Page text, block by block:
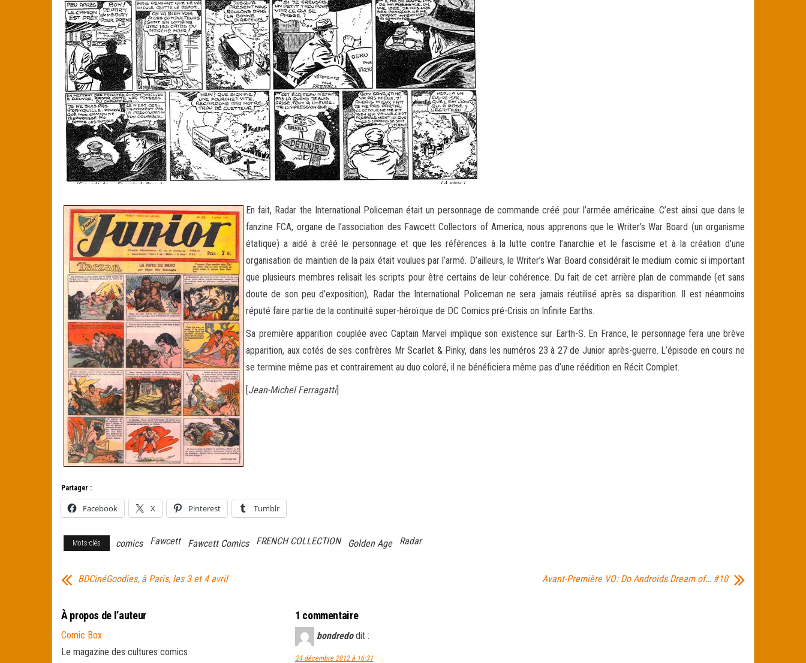
En fait, Radar the International Policeman était un personnage de commande créé pour l’armée américaine. C’est ainsi que dans le
fanzine FCA, organe de l’association des Fawcett Collectors of America, nous apprenons que le Writer’s War Board (un organisme
étatique) a aidé à créé le personnage et que les références à la lutte contre l’anarchie et le fascisme et à la création d’une
organisation de maintien de la paix était voulues par l’armé. D’ailleurs, le Writer’s War Board considérait le medium comic si important
que plusieurs membres relisait les scripts pour être certains de leur cohérence. Du fait de cet arrière plan de commande (et sans
doute de son peu d’exposition), Radar the International Policeman ne sera jamais réutilisé après sa disparition. Il est néanmoins
réputé faire partie de la continuité super-héroïque de DC Comics pré-Crisis on Infinite Earths.
Sa première apparition couplée avec Captain Marvel implique son existence sur Earth-S. En France, le personnage fera une brève
apparition, aux cotés de ses confrères Mr Scarlet & Pinky, dans les numéros 23 à 27 de Junior après-guerre. L’épisode en cours ne
se termine même pas et contrairement au duo coloré, il ne bénéficiera même pas d’une réédition en Récit Complet.
[Jean-Michel Ferragatti]
Partager :
Facebook X Pinterest Tumblr
Mots-clés comics Fawcett Fawcett Comics FRENCH COLLECTION Golden Age Radar
BDCinéGoodies, à Paris, les 3 et 4 avril Avant-Première VO: Do Androids Dream of… #10
À propos de l’auteur
Comic Box
Le magazine des cultures comics
1 commentaire
bondredo dit :
24 décembre 2012 à 16:31